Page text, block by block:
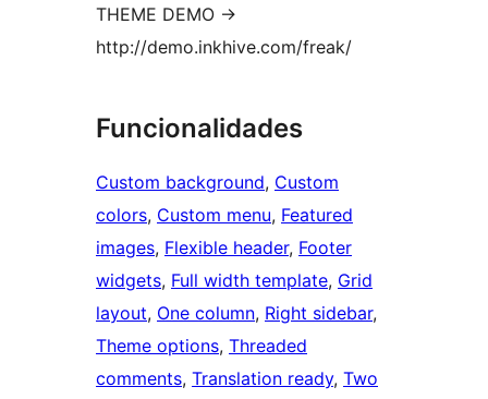
THEME DEMO ->
http://demo.inkhive.com/freak/
Funcionalidades
Custom background, Custom
colors, Custom menu, Featured
images, Flexible header, Footer
widgets, Full width template, Grid
layout, One column, Right sidebar
Theme options, Threaded
comments, Translation ready, Two